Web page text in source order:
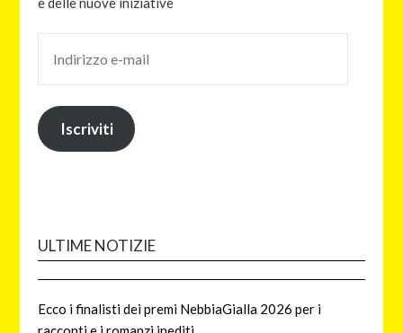
Iscriviti
ULTIME NOTIZIE
Ecco i finalisti dei premi NebbiaGialla 2026 per i